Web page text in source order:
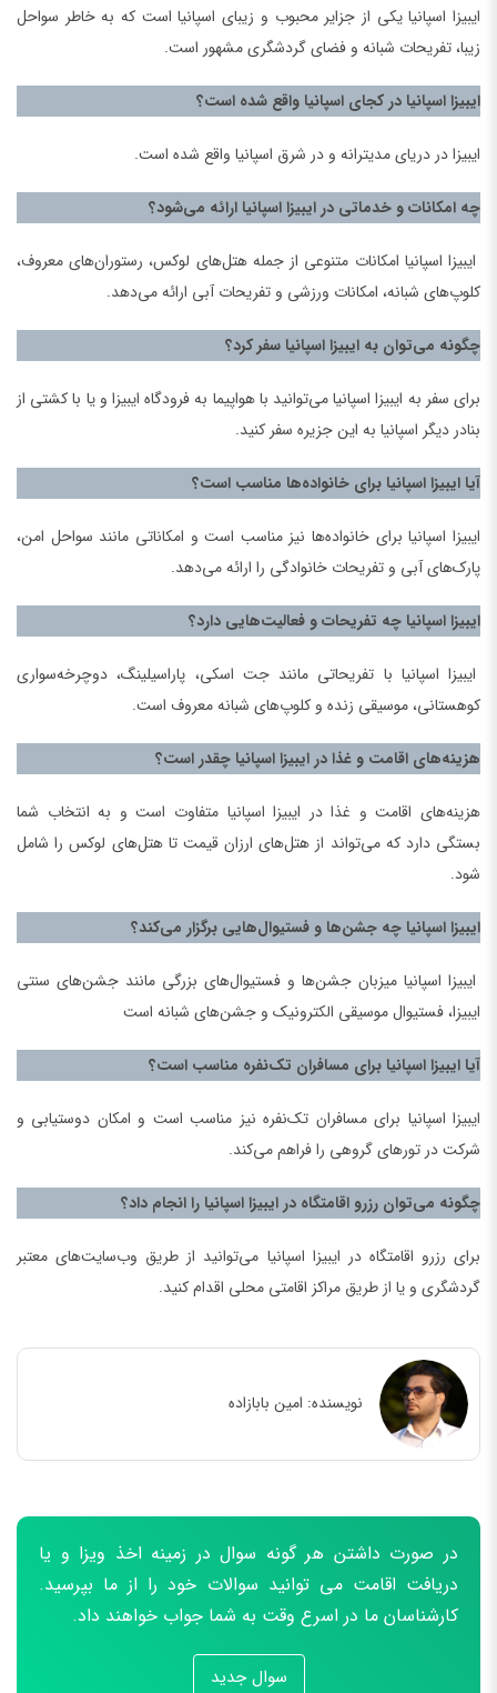
ایبیزا اسپانیا یکی از جزایر محبوب و زیبای اسپانیا است که به خاطر سواحل
زیبا، تفریحات شبانه و فضای گردشگری مشهور است.
ایبیزا اسپانیا در کجای اسپانیا واقع شده است؟
ایبیزا در دریای مدیترانه و در شرق اسپانیا واقع شده است.
چه امکانات و خدماتی در ایبیزا اسپانیا ارائه می‌شود؟
ایبیزا اسپانیا امکانات متنوعی از جمله هتل‌های لوکس، رستوران‌های معروف،
کلوپ‌های شبانه، امکانات ورزشی و تفریحات آبی ارائه می‌دهد.
چگونه می‌توان به ایبیزا اسپانیا سفر کرد؟
برای سفر به ایبیزا اسپانیا می‌توانید با هواپیما به فرودگاه ایبیزا و یا با کشتی از
بنادر دیگر اسپانیا به این جزیره سفر کنید.
آیا ایبیزا اسپانیا برای خانواده‌ها مناسب است؟
ایبیزا اسپانیا برای خانواده‌ها نیز مناسب است و امکاناتی مانند سواحل امن،
پارک‌های آبی و تفریحات خانوادگی را ارائه می‌دهد.
ایبیزا اسپانیا چه تفریحات و فعالیت‌هایی دارد؟
ایبیزا اسپانیا با تفریحاتی مانند جت اسکی، پاراسیلینگ، دوچرخه‌سواری
کوهستانی، موسیقی زنده و کلوپ‌های شبانه معروف است.
هزینه‌های اقامت و غذا در ایبیزا اسپانیا چقدر است؟
هزینه‌های اقامت و غذا در ایبیزا اسپانیا متفاوت است و به انتخاب شما
بستگی دارد که می‌تواند از هتل‌های ارزان قیمت تا هتل‌های لوکس را شامل
شود.
ایبیزا اسپانیا چه جشن‌ها و فستیوال‌هایی برگزار می‌کند؟
ایبیزا اسپانیا میزبان جشن‌ها و فستیوال‌های بزرگی مانند جشن‌های سنتی
ایبیزا، فستیوال موسیقی الکترونیک و جشن‌های شبانه است
آیا ایبیزا اسپانیا برای مسافران تک‌نفره مناسب است؟
ایبیزا اسپانیا برای مسافران تک‌نفره نیز مناسب است و امکان دوستیابی و
شرکت در تورهای گروهی را فراهم می‌کند.
چگونه می‌توان رزرو اقامتگاه در ایبیزا اسپانیا را انجام داد؟
برای رزرو اقامتگاه در ایبیزا اسپانیا می‌توانید از طریق وب‌سایت‌های معتبر
گردشگری و یا از طریق مراکز اقامتی محلی اقدام کنید.
نویسنده: امین بابازاده
در صورت داشتن هر گونه سوال در زمینه اخذ ویزا و یا
دریافت اقامت می توانید سوالات خود را از ما بپرسید.
کارشناسان ما در اسرع وقت به شما جواب خواهند داد.
سوال جدید